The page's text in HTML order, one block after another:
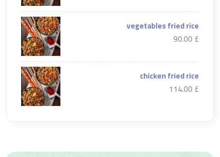
vegetables fried rice
£ 90.00
chicken fried rice
£ 114.00